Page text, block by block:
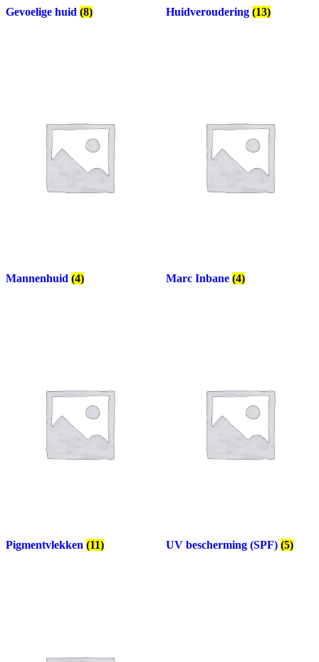
Gevoelige huid (8) Huidveroudering (13)
Mannenhuid (4) Marc Inbane (4)
Pigmentvlekken (11) UV bescherming (SPF) (5)